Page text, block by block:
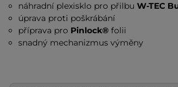
náhradní plexisklo pro přilbuW-TEC
úprava proti poškrábání
příprava pro Pinlock®folii
snadný mechanizmus výměny